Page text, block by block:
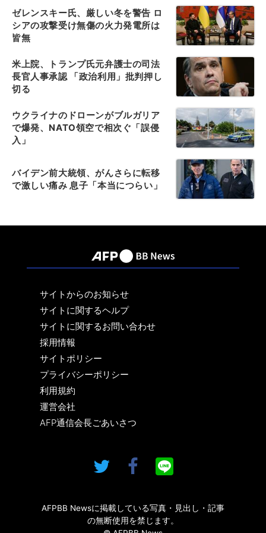
ゼレンスキー氏、厳しい冬を警告 ロ
シアの攻撃受け無傷の火力発電所は
皆無
米上院、トランプ氏元弁護士の司法
長官人事承認 「政治利用」批判押し
切る
ウクライナのドローンがブルガリア
で爆発、NATO領空で相次ぐ「誤侵
入」
バイデン前大統領、がんさらに転移
で激しい痛み 息子「本当につらい」
サイトからのお知らせ
サイトに関するヘルプ
サイトに関するお問い合わせ
採用情報
サイトポリシー
プライバシーポリシー
利用規約
運営会社
AFP通信会長ごあいさつ
AFPBB Newsに掲載している写真・見出し・記事
の無断使用を禁じます。